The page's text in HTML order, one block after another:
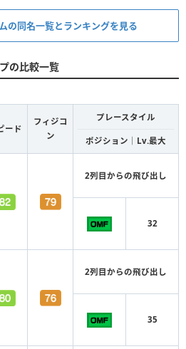
の同名一覧とランキングを見る
の比較一覧
ード
フィジコ
ン
プレースタイル
ポジション｜Lv.最大
2列目からの飛び出し
32
2列目からの飛び出し
35